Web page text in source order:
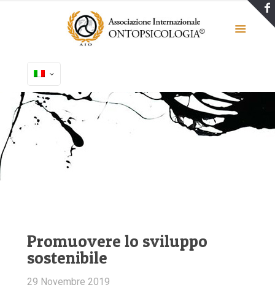
Promuovere lo sviluppo
sostenibile
29 Novembre 2019